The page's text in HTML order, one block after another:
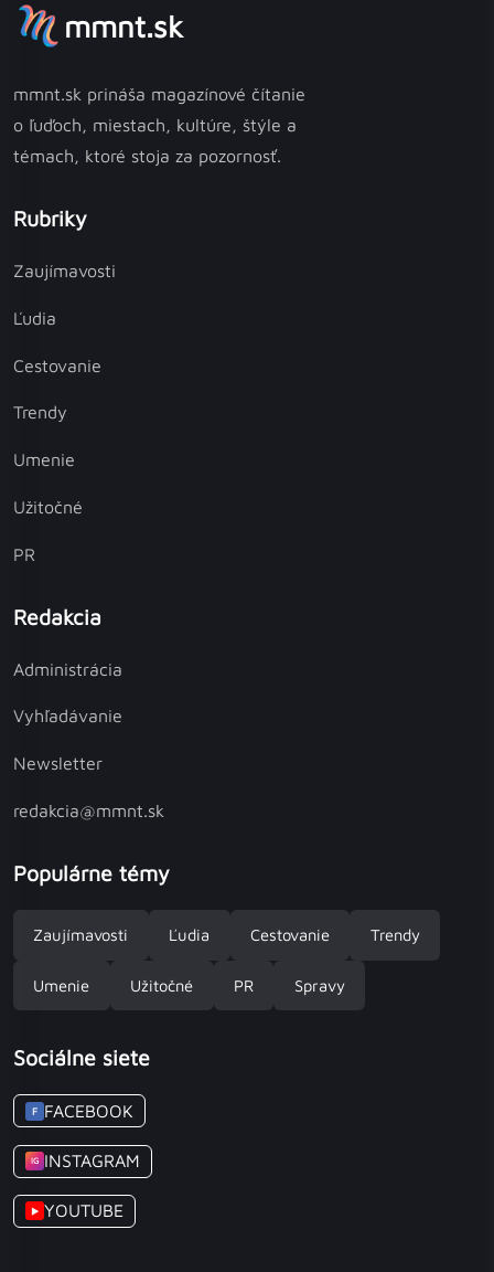
mmnt.sk
mmnt.sk prináša magazínové čítanie
o ľuďoch, miestach, kultúre, štýle a
témach, ktoré stoja za pozornosť.
Rubriky
Zaujímavosti
Ľudia
Cestovanie
Trendy
Umenie
Užitočné
PR
Redakcia
Administrácia
Vyhľadávanie
Newsletter
redakcia@mmnt.sk
Populárne témy
Zaujímavosti Ľudia Cestovanie Trendy
Umenie Užitočné PR Spravy
Sociálne siete
F FACEBOOK
IG INSTAGRAM
▶ YOUTUBE